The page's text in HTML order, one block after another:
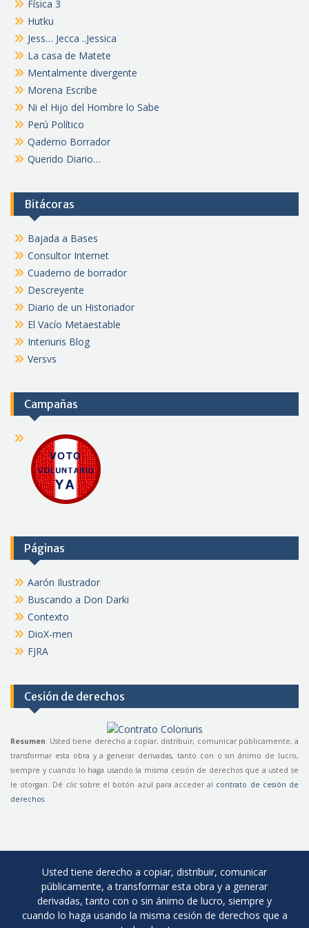
Física 3
Hutku
Jess… Jecca ..Jessica
La casa de Matete
Mentalmente divergente
Morena Escribe
Ni el Hijo del Hombre lo Sabe
Perú Político
Qaderno Borrador
Querido Diario…
Bitácoras
Bajada a Bases
Consultor Internet
Cuaderno de borrador
Descreyente
Diario de un Historiador
El Vacío Metaestable
Interiuris Blog
Versvs
Campañas
Páginas
Aarón Ilustrador
Buscando a Don Darki
Contexto
DioX-men
FJRA
Cesión de derechos
Resumen: Usted tiene derecho a copiar, distribuir, comunicar públicamente, a
transformar esta obra y a generar derivadas, tanto con o sin ánimo de lucro,
siempre y cuando lo haga usando la misma cesión de derechos que a usted se
le otorgan. Dé clicsobre el botón azul para acceder al contrato de cesión de
derechos
Usted tiene derecho a copiar, distribuir, comunicar
públicamente, a transformar esta obra y a generar
derivadas, tanto con o sin ánimo de lucro, siempre y
cuando lo haga usando la misma cesión de derechos que a